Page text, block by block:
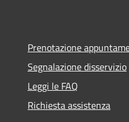
Prenotazione
Segnalazione disservizio
Leggi le FAQ
Richiesta assistenza